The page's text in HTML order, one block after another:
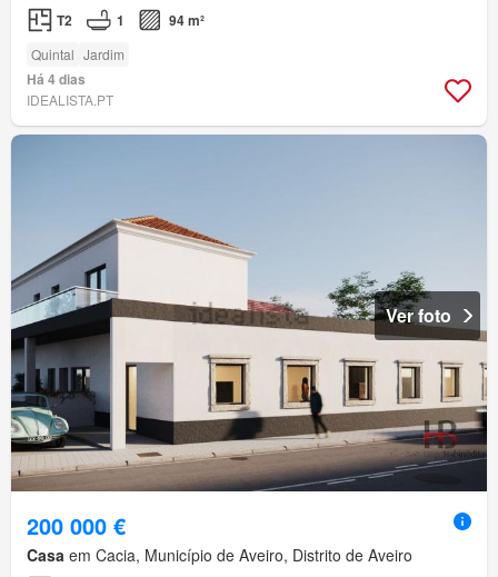
T2 1 94 m²
Quintal Jardim
Há 4 dias
IDEALISTA.PT
Ver foto
200 000 €
Casa em Cacia, Município de Aveiro, Distrito de Aveiro